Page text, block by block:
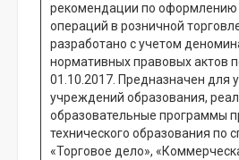
рекомендации по оформлению
операций в розничной
разработано с учетом
нормативных правовых актов
01.10.2017. Предназначен для
учреждений образования,
образовательные программы
технического образования по
«Торговое дело»,